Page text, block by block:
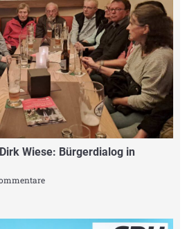
Wiese: Bürgerdialog in